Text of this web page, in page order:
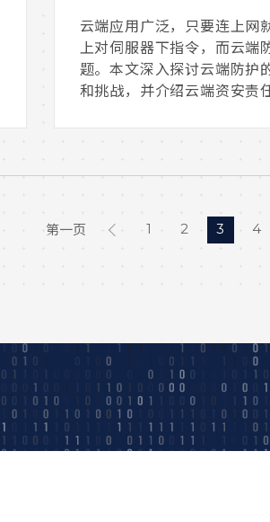
云端应用广泛，只要连上网
上对伺服器下指令，而云端
题。本文深入探讨云端防护
和挑战，并介绍云端资安责
第一页 1 2 3 4